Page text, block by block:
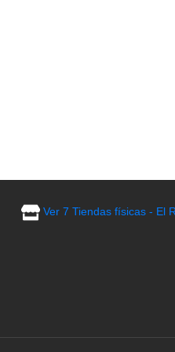
Ver 7 Tiendas físicas - El